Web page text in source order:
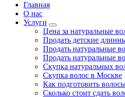
Главная
О нас
Услуги
Цена за натуральные
Продать детские
Продать натуральные
Продать натуральные
Скупка натуральных
Скупка волос в Москве
Как подготовить
Сколько стоит сдать